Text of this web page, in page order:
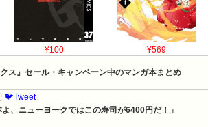
¥100 ¥569
ス』セール・キャンペーン中のマンガ本まとめ
🐦Tweet
よ、ニューヨークではこの寿司が6400円だ！」